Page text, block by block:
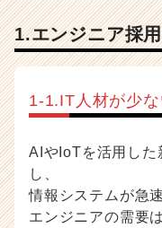
チ
ャ
ー
長
企
か
ス
カ
1.エンジニア採
1-1.IT人材が少
AIやIoTを活用した
し、
情報システムが急
エンジニアの需要